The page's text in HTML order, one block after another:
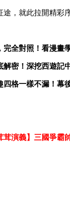
，就此拉開精彩序
完全對照！看漫畫
解密！深挖西遊記
四格一樣不漏！幕
茸演義】三國爭